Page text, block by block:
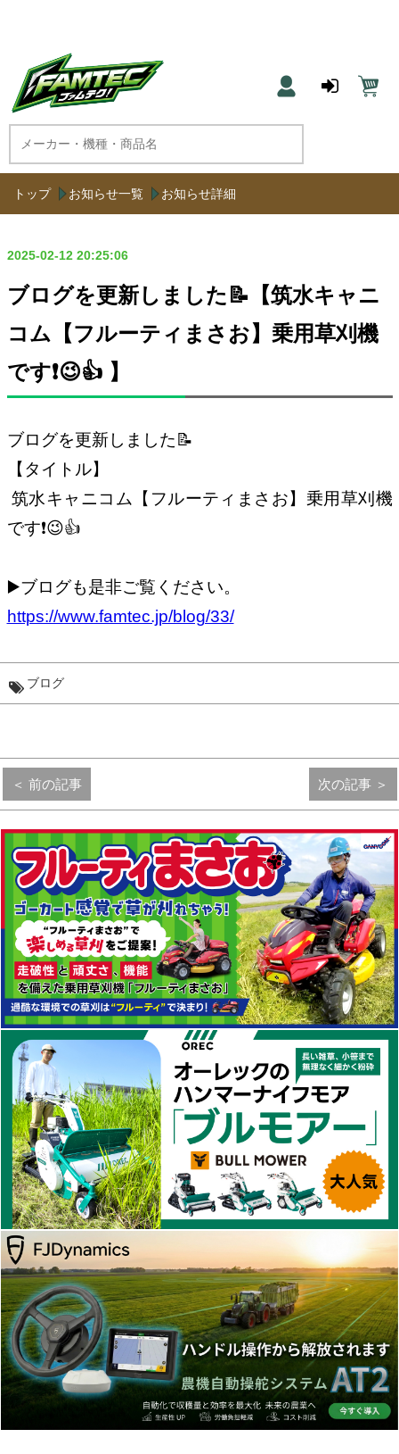
トップ お知らせ一覧 お知らせ詳細
2025-02-12 20:25:06
ブログを更新しました📝【筑水キャニ
コム【フルーティまさお】乗用草刈機
です❗️😉👍 】
ブログを更新しました📝
【タイトル】
筑水キャニコム【フルーティまさお】乗用草刈機
です❗️😉👍
▶️ブログも是非ご覧ください。
https://www.famtec.jp/blog/33/
ブログ
＜ 前の記事 次の記事 ＞